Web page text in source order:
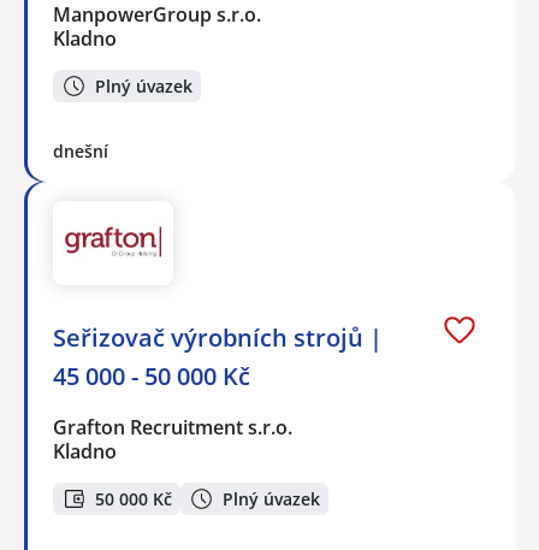
ManpowerGroup s.r.o.
Kladno
Plný úvazek
dnešní
Seřizovač výrobních strojů |
45 000 - 50 000 Kč
Grafton Recruitment s.r.o.
Kladno
50 000 Kč Plný úvazek